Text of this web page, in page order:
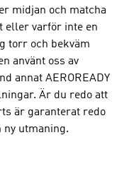
midjan och matcha
eller varför inte en
torr och bekväm
använt oss av
annat AEROREADY
Är du redo att
är garanterat redo
ny utmaning.